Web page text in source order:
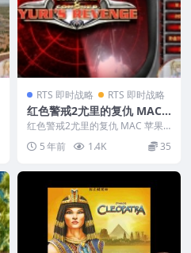
RTS 即时战略 RTS 即时战略
红色警戒2尤里的复仇 MAC
苹果电脑游戏 繁体中文版 支
援12 13 14 适用于APPLE CP
U
红色警戒2尤里的复仇 MAC 苹果
电脑游戏 繁体中文版 支援12 13 1
4 适...5 年前 1.4K 35